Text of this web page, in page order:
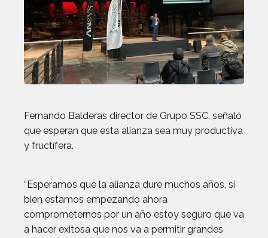
Fernando Balderas director de Grupo SSC, señaló
que esperan que esta alianza sea muy productiva
y fructífera.
“Esperamos que la alianza dure muchos años, si
bien estamos empezando ahora
comprometernos por un año estoy seguro que va
a hacer exitosa que nos va a permitir grandes